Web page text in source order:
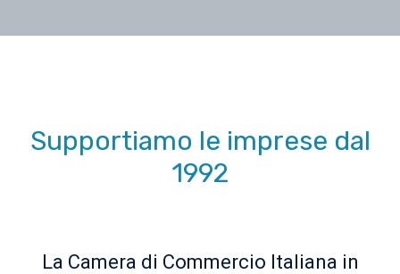
Supportiamo le imprese dal
1992
La Camera di Commercio Italiana in